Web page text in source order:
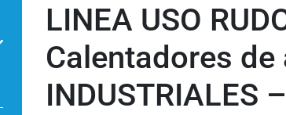
LINEA USO
Calentadores de
INDUSTRIALES